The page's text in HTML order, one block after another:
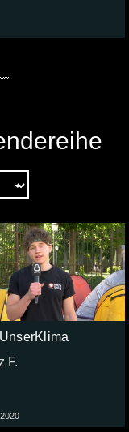
F.